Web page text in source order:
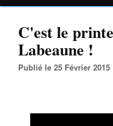
C'est le
Labeaune !
Publié le 25 Février 2015